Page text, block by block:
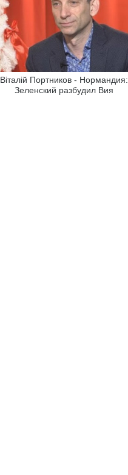
Віталій Портников - Нормандия:
Зеленский разбудил Вия